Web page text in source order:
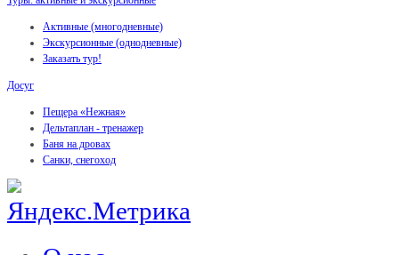
Активные (многодневные)
Экскурсионные (однодневные)
Заказать тур!
Досуг
Пещера «Нежная»
Дельтаплан - тренажер
Баня на дровах
Cанки, снегоход